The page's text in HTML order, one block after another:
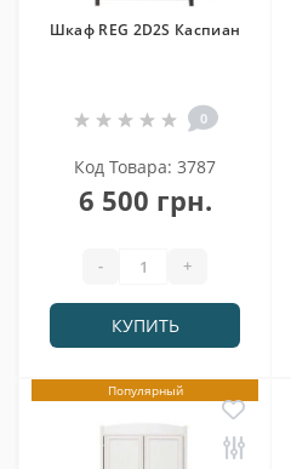
Шкаф REG 2D2S Каспиан
0
Код Товара: 3787
6 500 грн.
- +
КУПИТЬ
Популярный